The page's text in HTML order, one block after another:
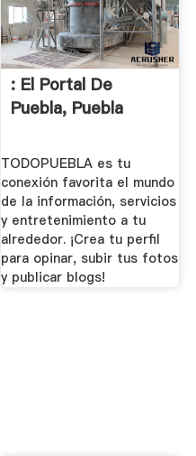
: El Portal De
Puebla, Puebla
TODOPUEBLA es tu
conexión favorita el mundo
de la información, servicios
y entretenimiento a tu
alrededor. ¡Crea tu perfil
para opinar, subir tus fotos
y publicar blogs!